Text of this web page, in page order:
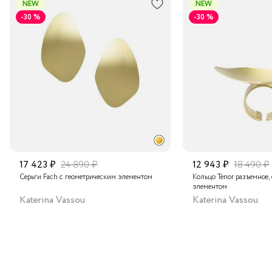
вашего образа, гармонично сочетаясь как с повседневной,
так и с вечерней одеждой.
Транспортной компанией по России
Подробнее о сроках доставки
NEW
-30 %
17 423 ₽ 24 890 ₽
Серьги Fach с геометрическим элементом
Katerina Vassou
NEW
-30 %
12 943 ₽ 18 490 ₽
Кольцо Tenor
элементом
Katerina Vassou